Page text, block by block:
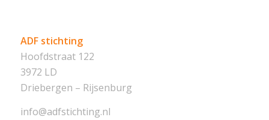
ADF stichting
Hoofdstraat 122
3972 LD
Driebergen – Rijsenburg
info@adfstichting.nl